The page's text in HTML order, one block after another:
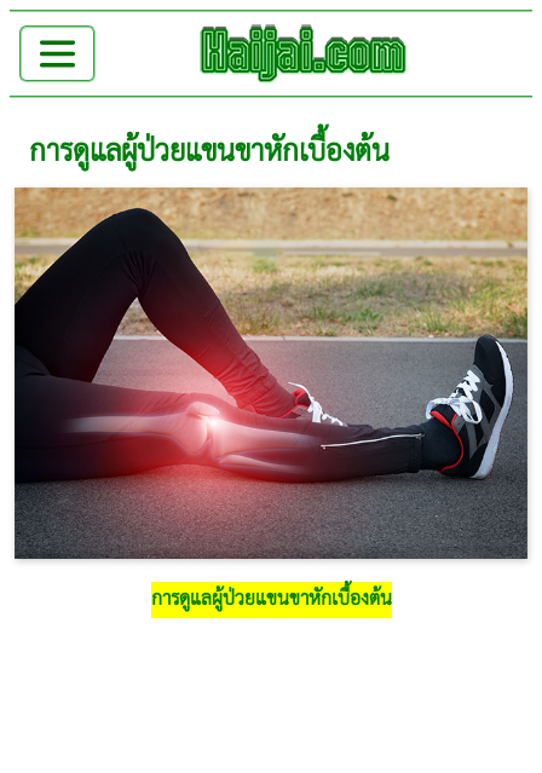
การดูแลผู้ป่วยแขนขาหักเบื้องต้น
การดูแลผู้ป่วยแขนขาหักเบื้องต้น